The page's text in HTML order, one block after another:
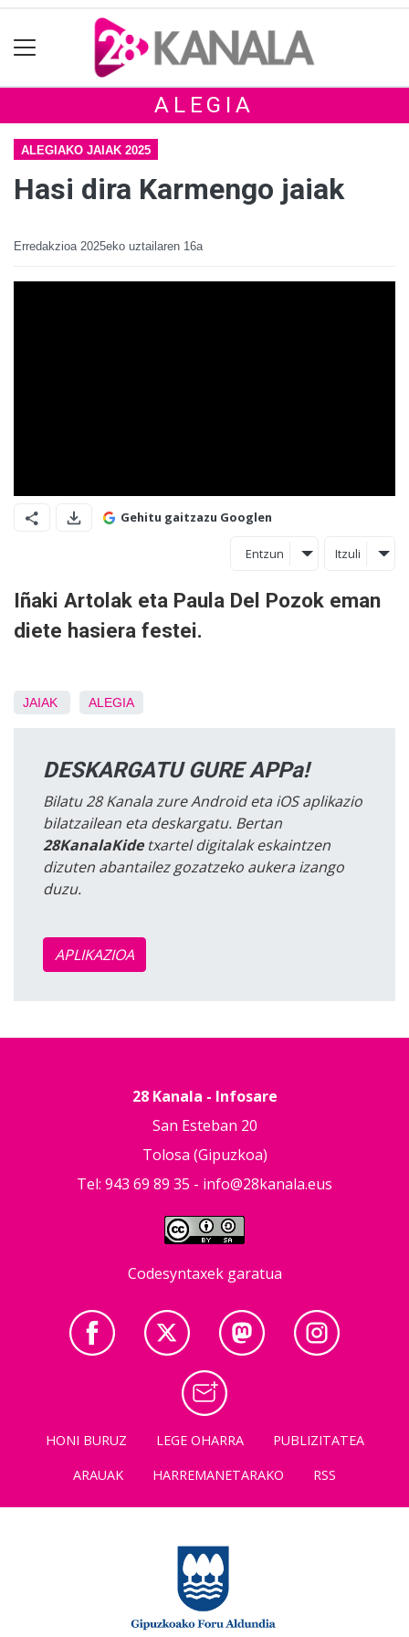
ALEGIA
ALEGIAKO JAIAK 2025
Hasi dira Karmengo jaiak
Erredakzioa 2025eko uztailaren 16a
Gehitu gaitzazu Googlen
Entzun Itzuli
Iñaki Artolak eta Paula Del Pozok eman
diete hasiera festei.
JAIAK ALEGIA
DESKARGATU GURE APPa!
Bilatu 28 Kanala zure Android eta iOS aplikazio
bilatzailean eta deskargatu. Bertan
28KanalaKidetxartel digitalak eskaintzen
dizuten abantailez gozatzeko aukera izango
duzu.
APLIKAZIOA
28 Kanala - Infosare
San Esteban 20
Tolosa (Gipuzkoa)
Tel: 943 69 89 35 - info@28kanala.eus
Codesyntaxek garatua
HONI BURUZ LEGE OHARRA
PUBLIZITATEA
ARAUAK
HARREMANETARAKO RSS